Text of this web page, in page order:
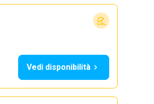
Vedi disponibilità